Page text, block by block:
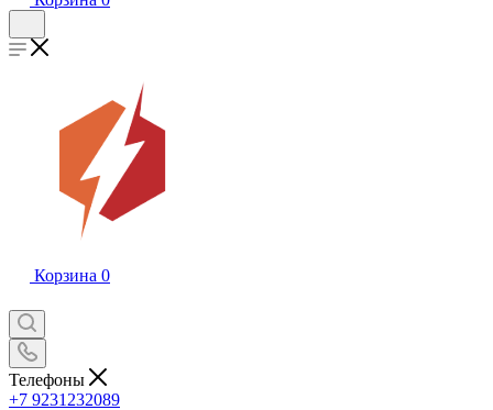
Корзина 0
Телефоны
+7 9231232089